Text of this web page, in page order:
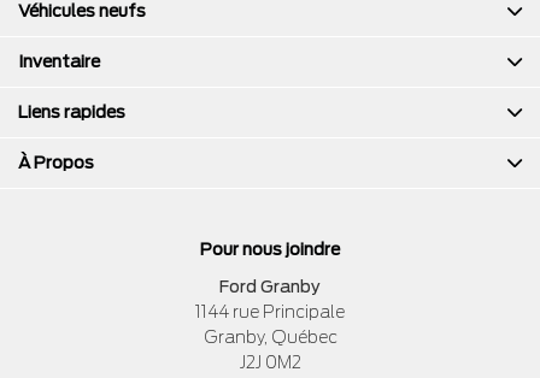
Pour nous joindre
Ford Granby
1144 rue Principale
Granby, Québec
J2J 0M2
Véhicules neufs
Inventaire
Liens rapides
À Propos